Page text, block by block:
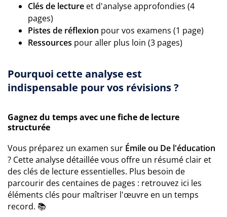
Clés de lecture et d'analyse approfondies (4
pages)
Pistes de réflexion pour vos examens (1 page)
Ressources pour aller plus loin (3 pages)
Pourquoi cette analyse est
indispensable pour vos révisions ?
Gagnez du temps avec une fiche de lecture
structurée
Vous préparez un examen sur Émile ou De l'éducation
? Cette analyse détaillée vous offre un résumé clair et
des clés de lecture essentielles. Plus besoin de
parcourir des centaines de pages : retrouvez ici les
éléments clés pour maîtriser l'œuvre en un temps
record. 📚